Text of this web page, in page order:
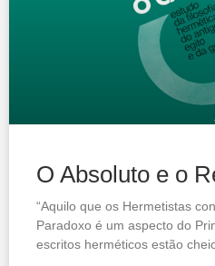
O Absoluto e o
“Aquilo que os Hermetistas
Paradoxo é um aspecto do
escritos herméticos estão